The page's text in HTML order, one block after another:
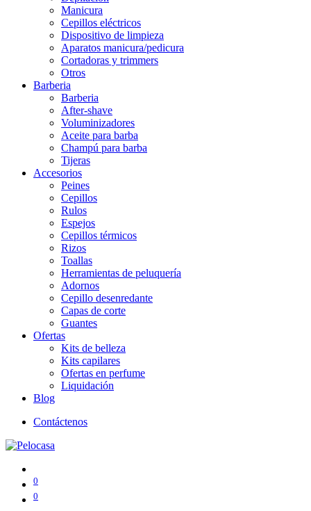
Manicura
Cepillos eléctricos
Dispositivo de limpieza
Aparatos manicura/pedicura
Cortadoras y trimmers
Otros
Barberia
Barberia
After-shave
Voluminizadores
Aceite para barba
Champú para barba
Tijeras
Accesorios
Peines
Cepillos
Rulos
Espejos
Cepillos térmicos
Rizos
Toallas
Herramientas de peluquería
Adornos
Cepillo desenredante
Capas de corte
Guantes
Ofertas
Kits de belleza
Kits capilares
Ofertas en perfume
Liquidación
Blog
Contáctenos
0
0